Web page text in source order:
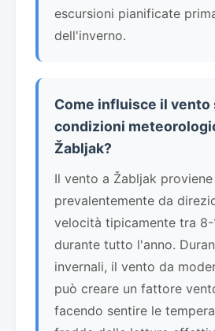
escursioni pianificate
dell'inverno.
Come influisce il vento
condizioni
Žabljak?
Il vento a Žabljak proviene
prevalentemente da
velocità tipicamente tra
durante tutto l'anno.
invernali, il vento da
può creare un fattore
facendo sentire le